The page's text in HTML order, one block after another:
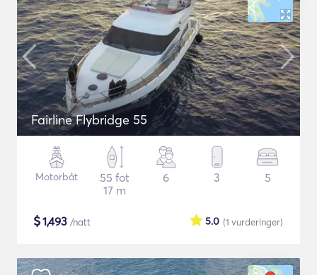
Fairline Flybridge 55
Motorbåt
55 fot
17 m
6 3 5
$1,493 /natt (1 vurderinger)
5.0